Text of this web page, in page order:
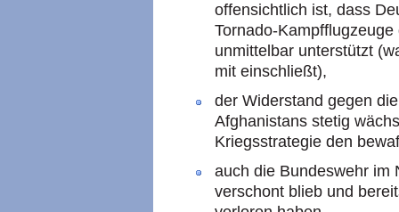
offensichtlich ist, dass
Tornado-
unmittelbar unterstützt
mit einschließt),
der Widerstand gegen
Afghanistans stetig
Kriegsstrategie den
auch die Bundeswehr im
verschont blieb und